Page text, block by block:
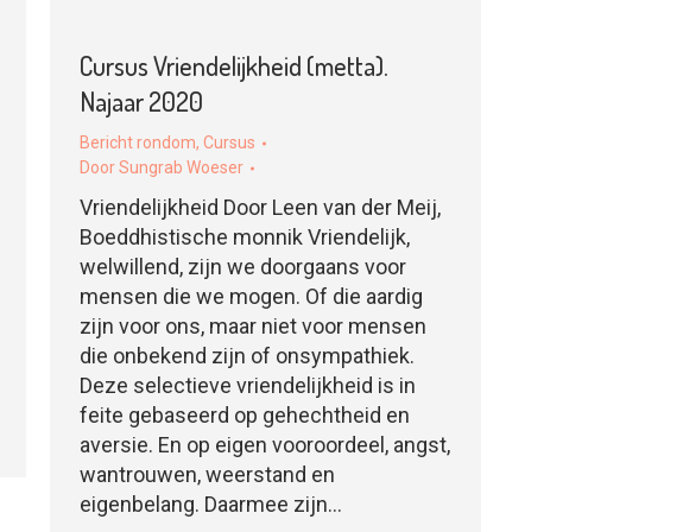
Cursus Vriendelijkheid (metta).
Najaar 2020
Bericht rondom, Cursus
DoorSungrab Woeser
Vriendelijkheid Door Leen van der Meij,
Boeddhistische monnik Vriendelijk,
welwillend, zijn we doorgaans voor
mensen die we mogen. Of die aardig
zijn voor ons, maar niet voor mensen
die onbekend zijn of onsympathiek.
Deze selectieve vriendelijkheid is in
feite gebaseerd op gehechtheid en
aversie. En op eigen vooroordeel, angst,
wantrouwen, weerstand en
eigenbelang. Daarmee zijn…